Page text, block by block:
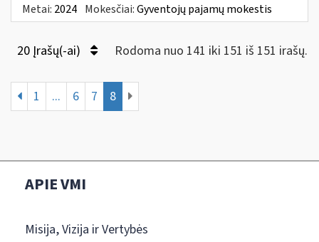
Metai: 2024 Mokesčiai:Gyventojų pajamų mokestis
20 Įrašų(-ai) Rodoma nuo 141 iki 151 iš 151 irašų.
1 ... 6 7 8
APIE VMI
Misija, Vizija ir Vertybės